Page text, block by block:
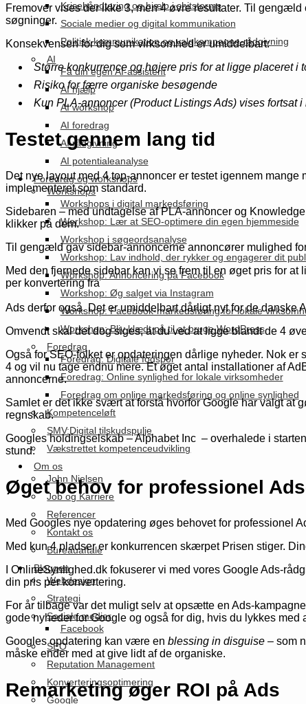
Krisehåndtering og hjælp i shitstorms
Sociale medier og digital kommunikation
Politisk kommunikation og valgkampagne-rådgivning
AI
Få din egen AI-assistent
AI hjælp
AI workshop
AI foredrag
AI rådgivning
AI potentialeanalyse
Foredrag og workshops
Workshops
Workshops i digital markedsføring
Workshop: Lær at SEO-optimere din egen hjemmeside
Workshop i søgeordsanalyse
Workshop: Lav indhold, der rykker og engagerer dit
Workshop: Annoncering på Facebook
Workshop: Øg salget via Instagram
Workshop: Facebook-markedsføring for lokale
Workshop: Bliv klædt på til at bruge WordPress
Foredrag
Foredrag: Digitale fodspor
Foredrag: Online synlighed for lokale virksomheder
Foredrag om online markedsføring og online synlighed
Kompetenceløft
SMV:Digital tilskudspulje
Vækstrettet kompetenceudvikling
Om os
John Nielsen
Job og Karriere
Referencer
Kontakt os
Bureauaftale
Bloggen
Webdesign
Strategi
Sociale medier
Facebook
SEO
Reputation Management
Konverteringsoptimering
Google
Fremover vises der ikke 3, men 4 øvre resultater. Til
søgninger.
Konsekvensen for dig som virksomhed er umiddelbart:
Større konkurrence og højere pris for at ligge placeret
Risiko for færre organiske besøgende
Kun PLA-annoncer (Product Listings Ads) vises fortsat
Testet gennem lang tid
Det nye layout med 4 top-annoncer er testet igennem
implementeret som standard.
Sidebaren – med undtagelse af PLA-annoncer og
klikker på dem.
Til gengæld gav sidebar-annoncerne annoncører mulighed
Med den fjernede sidebar kan vi se frem til en øget pris for
per konvertering fra
Ads derfor også. Det er umiddelbart dårligt nyt for de danske
Omvendt skal det dog siges, at du ved at ligge blandt de 4
Også for SEO-folket er opdateringen dårlige nyheder. Nok
4 og vil nu tage endnu mere. Et øget antal installationer af
annoncerne.
Samlet er det ikke svært at forstå hvorfor Google har valgt at
regnskab.
Googles holdingselskab – Alphabet Inc – overhalede i
stund.
Øget behov for professionel
Med Googles nye opdatering øges behovet for professionel
Med kun 4 pladser er konkurrencen skærpet Prisen stiger.
I OnlineSynlighed.dk fokuserer vi med vores Google Ads-
din pris per konvertering.
For år tilbage var det muligt selv at opsætte en Ads-
gode nyheder for Google og også for dig, hvis du lykkes
Googles opdatering kan være en blessing in disguise – som
måske ender med at give lidt af de organiske.
Remarketing øger ROI på Ads